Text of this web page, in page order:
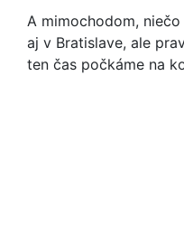
A mimochodom,
aj v Bratislave, ale
ten čas počkáme na